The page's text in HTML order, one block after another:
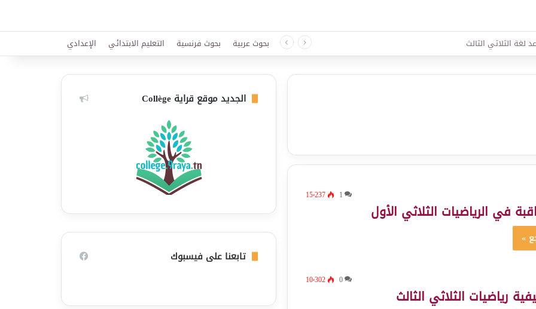
لغة الثلاثي الثالث بحوث عربية بحوث فرنسية التعليم الابتدائي الإعدادي
1 15٬237
في الرياضيات الثلاثي الأول
»
0 10٬302
رياضيات الثلاثي الثالث
الجديد موقع قراية Collège
تابعنا على فيسبوك